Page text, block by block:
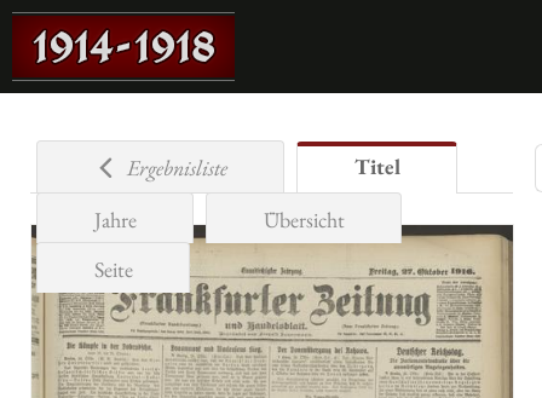
Ergebnisliste
Titel
Jahre
Übersicht
Seite